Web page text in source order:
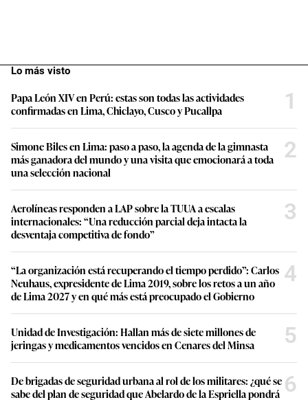
Lo más visto
Papa León XIV en Perú: estas son todas las actividades
confirmadas en Lima, Chiclayo, Cusco y Pucallpa
1
Simone Biles en Lima: paso a paso, la agenda de la gimnasta
más ganadora del mundo y una visita que emocionará a toda
una selección nacional
2
Aerolíneas responden a LAP sobre la TUUA a escalas
internacionales: “Una reducción parcial deja intacta la
desventaja competitiva de fondo”
3
“La organización está recuperando el tiempo perdido”: Carlos
Neuhaus, expresidente de Lima 2019, sobre los retos a un año
de Lima 2027 y en qué más está preocupado el Gobierno
4
Unidad de Investigación: Hallan más de siete millones de
jeringas y medicamentos vencidos en Cenares del Minsa
5
De brigadas de seguridad urbana al rol de los militares: ¿qué se
sabe del plan de seguridad que Abelardo de la Espriella pondrá 6